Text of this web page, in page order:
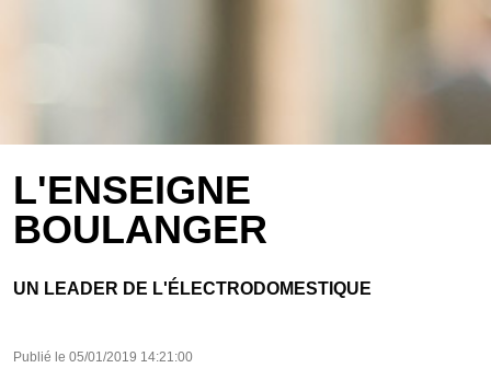
L'ENSEIGNE
BOULANGER
UN LEADER DE L'ÉLECTRODOMESTIQUE
Publié le 05/01/2019 14:21:00